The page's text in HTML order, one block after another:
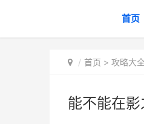
首页
首页 > 攻略大
能不能在